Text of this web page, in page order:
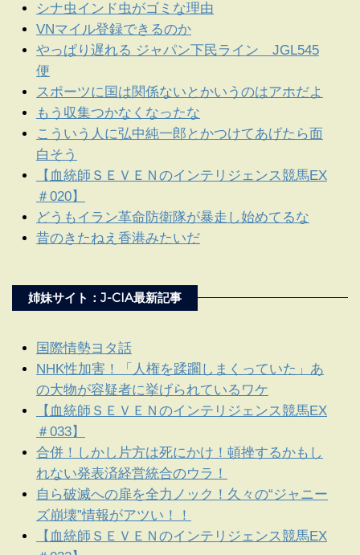
シナ虫インド虫がゴミな理由
VNマイル登録できるのか
やっぱり遅れる ジャパン下民ライン JGL545
便
スポーツに国は関係ないとかいうのはアホだよ
もう収集つかなくなったな
こういう人に弘中純一郎とかつけてあげたら面
白そう
【血統師ＳＥＶＥＮのインテリジェンス競馬EX
＃020】
どうもイラン革命防衛隊が暴走し始めてるな
昔のきたねえ香港みたいだ
姉妹サイト：J-CIA最新記事
国際情勢ヨタ話
NHK性加害！「人権を蹂躙しまくっていた」あ
の大物が容疑者に挙げられているワケ
【血統師ＳＥＶＥＮのインテリジェンス競馬EX
＃033】
合併！しかし片方は死にかけ！頓挫するかもし
れない発表済経営統合のウラ！
自ら破滅への扉を全力ノック！久々の“ジャニー
ズ崩壊”情報がアツい！！
【血統師ＳＥＶＥＮのインテリジェンス競馬EX